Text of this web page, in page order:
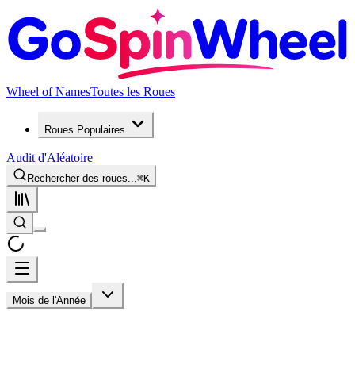
Wheel of NamesToutes les Roues
Roues Populaires
Audit d'Aléatoire
Rechercher des roues... ⌘K
Mois de l'Année